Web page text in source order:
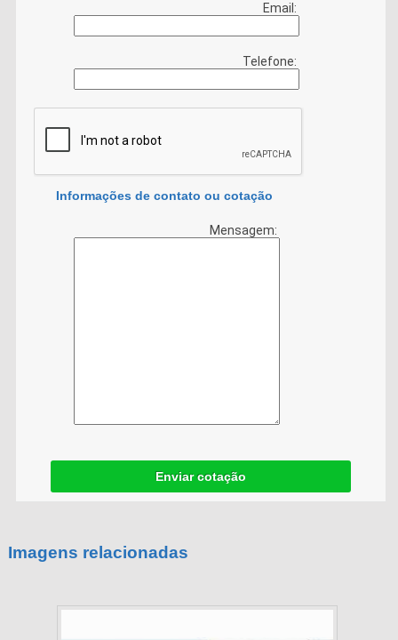
Email:
Telefone:
Informações de contato ou cotação
Mensagem:
Enviar cotação
Imagens relacionadas